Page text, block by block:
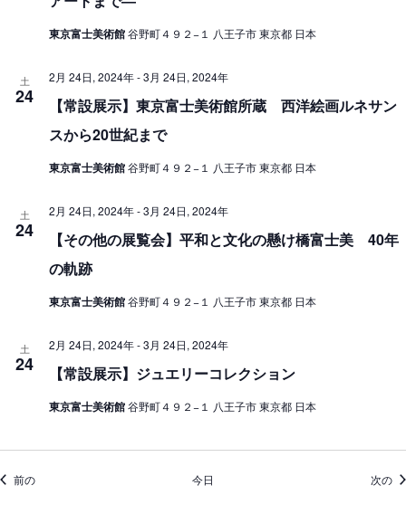
東京富士美術館谷野町４９２−１ 八王子市 東京都 日本
土
24
【常設展示】東京富士美術館所蔵 西洋絵画ルネサン
スから20世紀まで
2月 24日, 2024年-3月 24日, 2024年
東京富士美術館谷野町４９２−１ 八王子市 東京都 日本
土
24
【その他の展覧会】平和と文化の懸け橋富士美 40年
の軌跡
2月 24日, 2024年-3月 24日, 2024年
東京富士美術館谷野町４９２−１ 八王子市 東京都 日本
土
24 【常設展示】ジュエリーコレクション
2月 24日, 2024年-3月 24日, 2024年
東京富士美術館谷野町４９２−１ 八王子市 東京都 日本
前のイベント 今日 次のイ